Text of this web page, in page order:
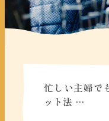
忙しい主婦で
ット法 …